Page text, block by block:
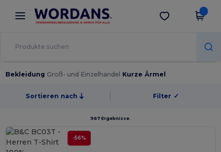
× Wordans App
Bessere Preise in der App!
App holen
Bekleidung Groß- und Einzelhandel Kurze Ärmel
Sortieren nach Filter ✓
967 Ergebnisse.
-56%